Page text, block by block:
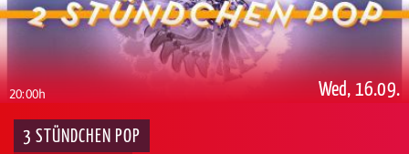
20:00h Wed, 16.09.
3 STÜNDCHEN POP